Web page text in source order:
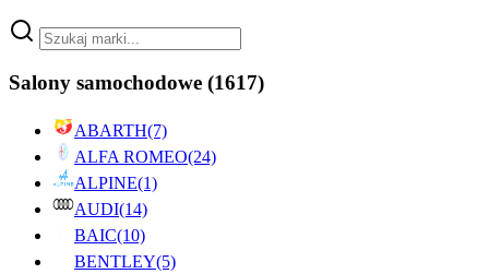
Salony samochodowe (1617)
ABARTH(7)
ALFA ROMEO(24)
ALPINE(1)
AUDI(14)
BAIC(10)
BENTLEY(5)